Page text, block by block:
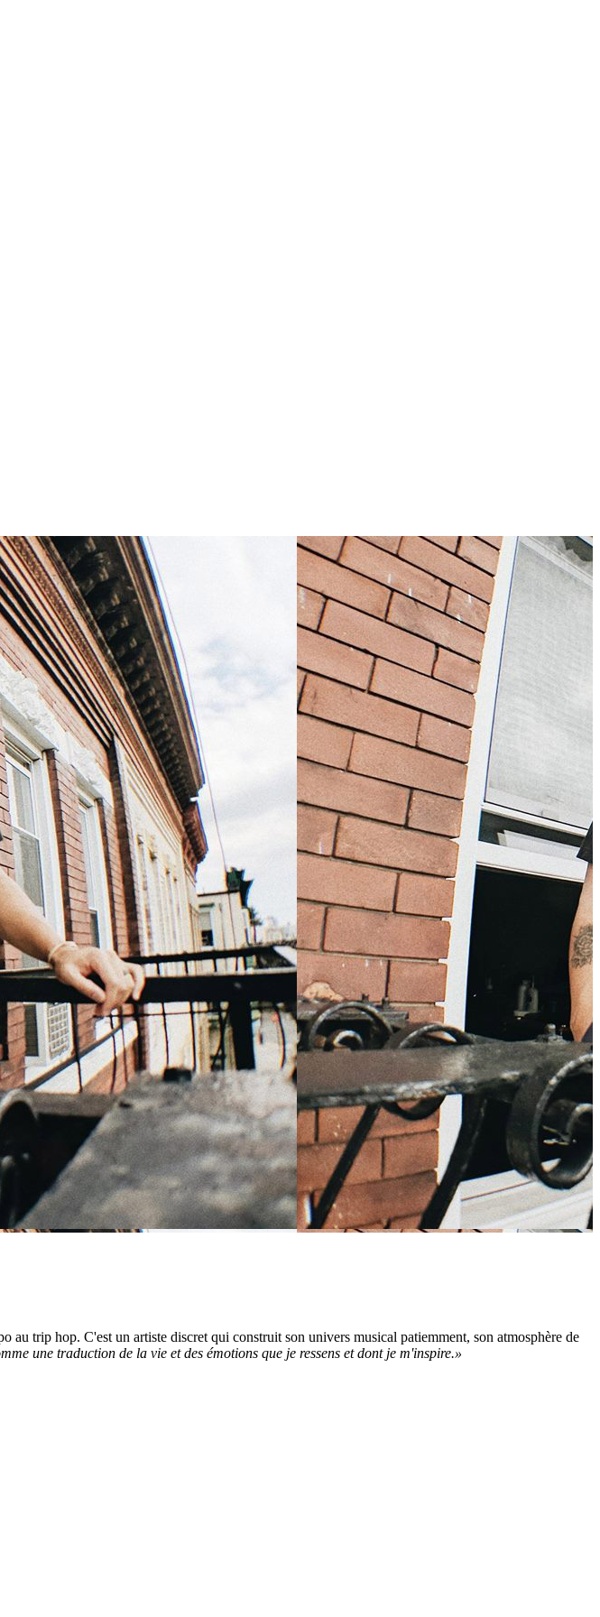
trip hop. C'est un artiste discret qui construit son univers musical patiemment, son atmosphère de
une traduction de la vie et des émotions que je ressens et dont je m'inspire.»